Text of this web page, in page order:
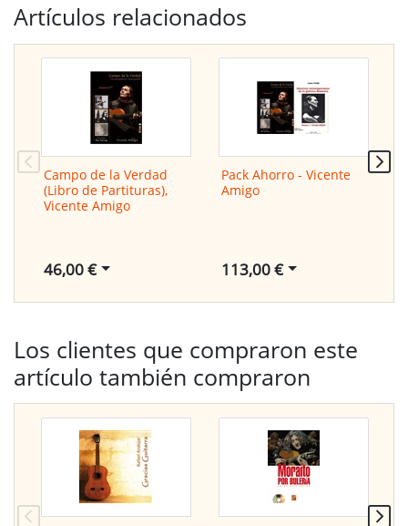
Artículos relacionados
Campo de la Verdad
(Libro de Partituras),
Vicente Amigo
46,00 €
Pack Ahorro - Vicente
Amigo
113,00 €
Los clientes que compraron este
artículo también compraron